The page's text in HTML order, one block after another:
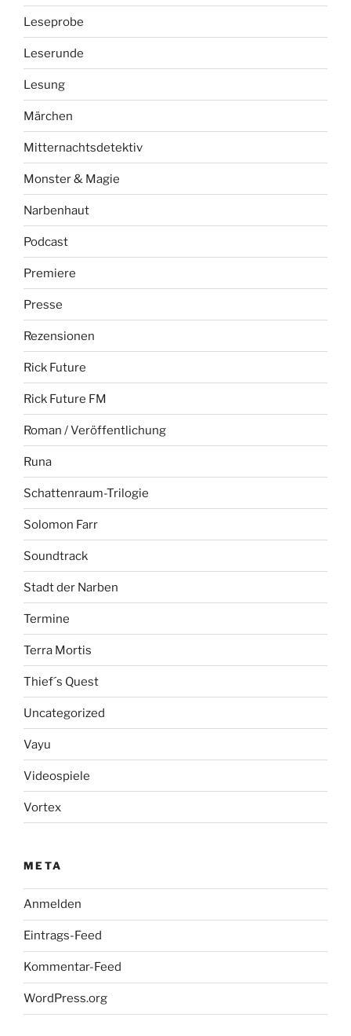
Leseprobe
Leserunde
Lesung
Märchen
Mitternachtsdetektiv
Monster & Magie
Narbenhaut
Podcast
Premiere
Presse
Rezensionen
Rick Future
Rick Future FM
Roman / Veröffentlichung
Runa
Schattenraum-Trilogie
Solomon Farr
Soundtrack
Stadt der Narben
Termine
Terra Mortis
Thief´s Quest
Uncategorized
Vayu
Videospiele
Vortex
META
Anmelden
Eintrags-Feed
Kommentar-Feed
WordPress.org